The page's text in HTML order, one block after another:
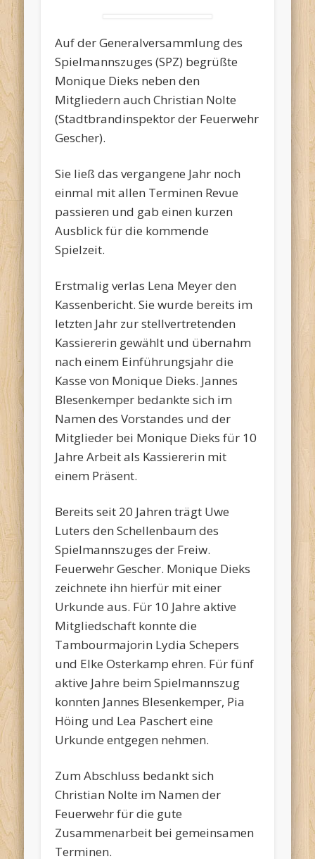
Auf der Generalversammlung des
Spielmannszuges (SPZ) begrüßte
Monique Dieks neben den
Mitgliedern auch Christian Nolte
(Stadtbrandinspektor der Feuerwehr
Gescher).
Sie ließ das vergangene Jahr noch
einmal mit allen Terminen Revue
passieren und gab einen kurzen
Ausblick für die kommende
Spielzeit.
Erstmalig verlas Lena Meyer den
Kassenbericht. Sie wurde bereits im
letzten Jahr zur stellvertretenden
Kassiererin gewählt und übernahm
nach einem Einführungsjahr die
Kasse von Monique Dieks. Jannes
Blesenkemper bedankte sich im
Namen des Vorstandes und der
Mitglieder bei Monique Dieks für 10
Jahre Arbeit als Kassiererin mit
einem Präsent.
Bereits seit 20 Jahren trägt Uwe
Luters den Schellenbaum des
Spielmannszuges der Freiw.
Feuerwehr Gescher. Monique Dieks
zeichnete ihn hierfür mit einer
Urkunde aus. Für 10 Jahre aktive
Mitgliedschaft konnte die
Tambourmajorin Lydia Schepers
und Elke Osterkamp ehren. Für fünf
aktive Jahre beim Spielmannszug
konnten Jannes Blesenkemper, Pia
Höing und Lea Paschert eine
Urkunde entgegen nehmen.
Zum Abschluss bedankt sich
Christian Nolte im Namen der
Feuerwehr für die gute
Zusammenarbeit bei gemeinsamen
Terminen.